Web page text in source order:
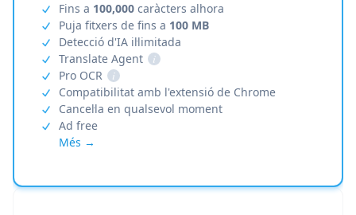
Fins a 100,000 caràcters alhora
Puja fitxers de fins a 100 MB
Detecció d'IA il·limitada
Translate Agent
i
Pro OCR
i
Compatibilitat amb l'extensió de Chrome
Cancel·la en qualsevol moment
Ad free
Més →